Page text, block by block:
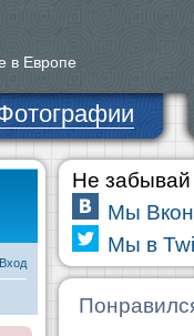
в Европе
Вход
Не забывай
Мы
Мы в